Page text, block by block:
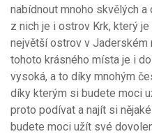
nabídnout mnoho skvělých
z nich je i ostrov Krk, který
největší ostrov v Jaderském
tohoto krásného místa je i
vysoká, a to díky mnohým
díky kterým si budete moci
proto podívat a najít si
budete moci užít své